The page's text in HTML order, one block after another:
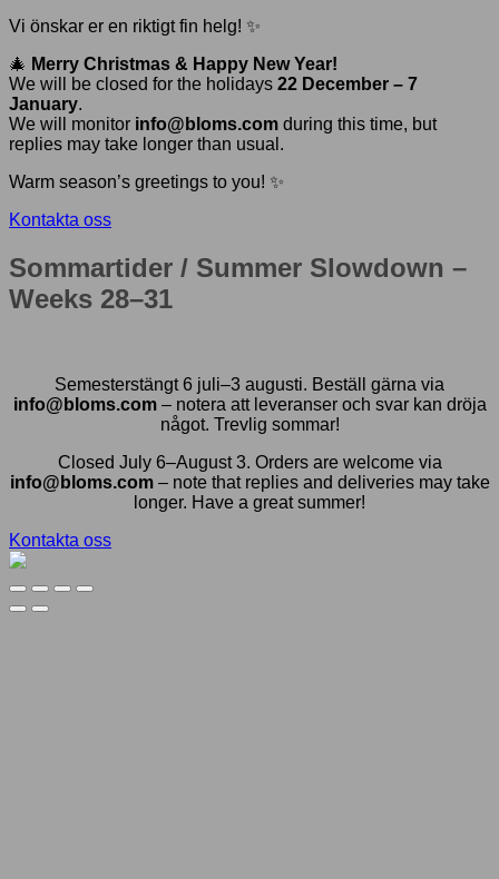
Vi önskar er en riktigt fin helg! ✨
🎄 Merry Christmas & Happy New Year!
We will be closed for the holidays 22 December – 7
January.
We will monitor info@bloms.com during this time, but
replies may take longer than usual.
Warm season’s greetings to you! ✨
Kontakta oss
Sommartider / Summer Slowdown –
Weeks 28–31
Semesterstängt 6 juli–3 augusti. Beställ gärna via
info@bloms.com– notera att leveranser och svar kan dröja
något. Trevlig sommar!
Closed July 6–August 3. Orders are welcome via
info@bloms.com– note that replies and deliveries may take
longer. Have a great summer!
Kontakta oss